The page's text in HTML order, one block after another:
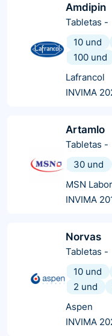
Amdipin
Tabletas -
10 und
100 und
Lafrancol
INVIMA
Artamlo
Tabletas -
30 und
MSN
INVIMA
Norvas
Tabletas -
10 und
2 und
Aspen
INVIMA